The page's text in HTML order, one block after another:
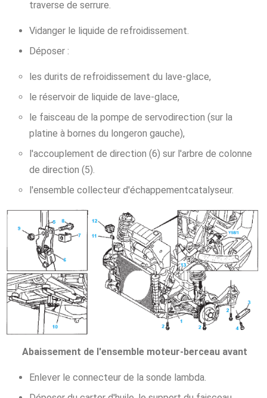
traverse de serrure.
Vidanger le liquide de refroidissement.
Déposer :
les durits de refroidissement du lave-glace,
le réservoir de liquide de lave-glace,
le faisceau de la pompe de servodirection (sur la
platine à bornes du longeron gauche),
l'accouplement de direction (6) sur l'arbre de colonne
de direction (5).
l'ensemble collecteur d'échappementcatalyseur.
Abaissement de l'ensemble moteur-berceau avant
Enlever le connecteur de la sonde lambda.